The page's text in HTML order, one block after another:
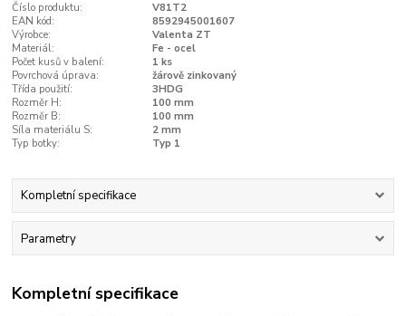
Číslo produktu:
V81T2
EAN kód:
8592945001607
Výrobce:
Valenta ZT
Materiál:
Fe - ocel
Počet kusů v balení:
1 ks
Povrchová úprava:
žárově zinkovaný
Třída použití:
3HDG
Rozměr H:
100 mm
Rozměr B:
100 mm
Síla materiálu S:
2 mm
Typ botky:
Typ 1
Kompletní specifikace
Parametry
Kompletní specifikace